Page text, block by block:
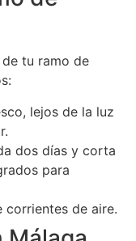
tu ramo de
lejos de la luz
dos días y corta
para
corrientes de aire.